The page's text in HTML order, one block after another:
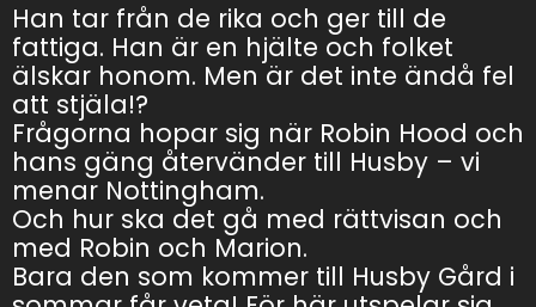
Han tar från de rika och ger till de
fattiga. Han är en hjälte och folket
älskar honom. Men är det inte ändå fel
att stjäla!?
Frågorna hopar sig när Robin Hood och
hans gäng återvänder till Husby – vi
menar Nottingham.
Och hur ska det gå med rättvisan och
med Robin och Marion.
Bara den som kommer till Husby Gård i